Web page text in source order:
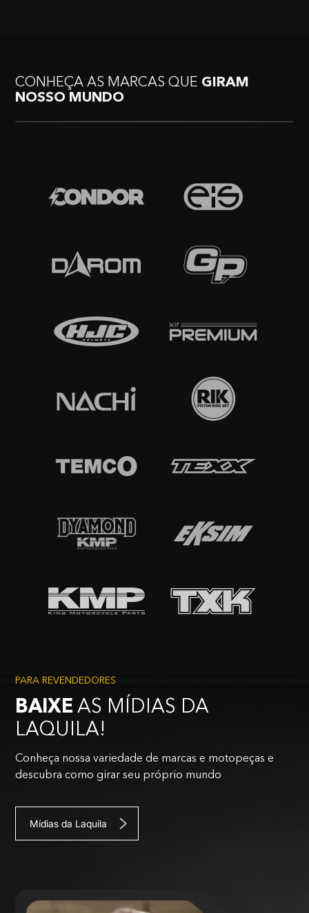
CONHEÇA AS MARCAS QUE GIRAM
NOSSO MUNDO
PARA REVENDEDORES
BAIXE AS MÍDIAS DA
LAQUILA!
Conheça nossa variedade de marcas e motopeças e
descubra como girar seu próprio mundo
Mídias da Laquila